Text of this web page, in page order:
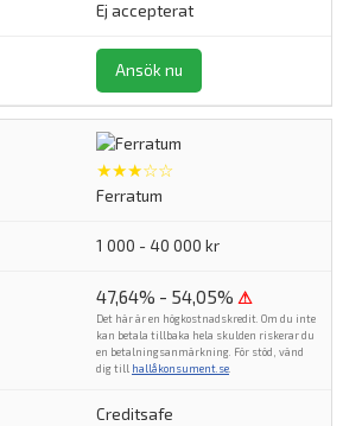
Ej accepterat
Ansök nu
★★★☆☆
Ferratum
1 000 - 40 000 kr
47,64% - 54,05% ⚠
Det här är en högkostnadskredit. Om du inte
kan betala tillbaka hela skulden riskerar du
en betalningsanmärkning. För stöd, vänd
dig till hallåkonsument.se.
Creditsafe